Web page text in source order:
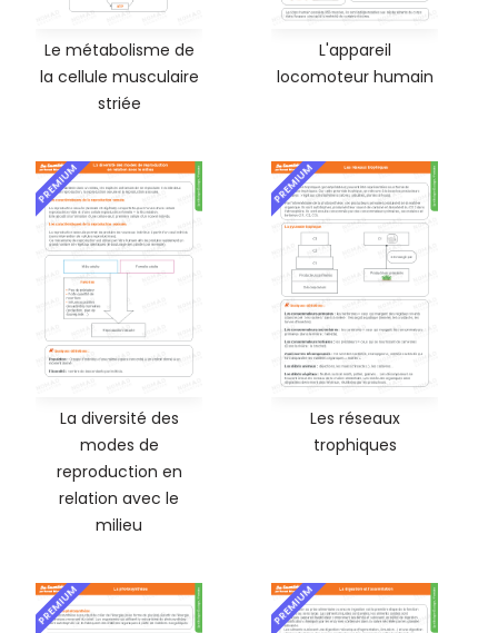
Le métabolisme de
la cellule musculaire
striée
L'appareil
locomoteur humain
PREMIUM
La diversité des
modes de
reproduction en
relation avec le
milieu
PREMIUM
Les réseaux
trophiques
PREMIUM PREMIUM